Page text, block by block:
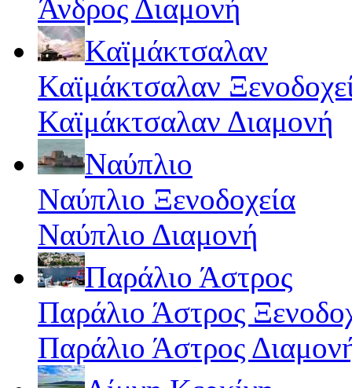
Άνδρος Διαμονή
Καϊμάκτσαλαν
Καϊμάκτσαλαν
Καϊμάκτσαλαν Διαμονή
Ναύπλιο
Ναύπλιο Ξενοδοχεία
Ναύπλιο Διαμονή
Παράλιο Άστρος
Παράλιο Άστρος
Παράλιο Άστρος